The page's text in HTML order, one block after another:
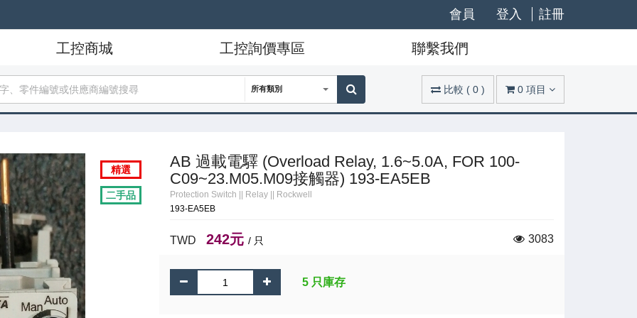
會員 登入 註冊
工控商城 工控詢價專區 聯繫我們
所有類別 比較 ( 0 ) 0 項目
精選
二手品
AB 過載電驛 (Overload Relay, 1.6~5.0A, FOR 100-
C09~23.M05.M09接觸器) 193-EA5EB
Protection Switch Relay
Rockwell
193-EA5EB
TWD 242元 / 只 3083
5 只庫存